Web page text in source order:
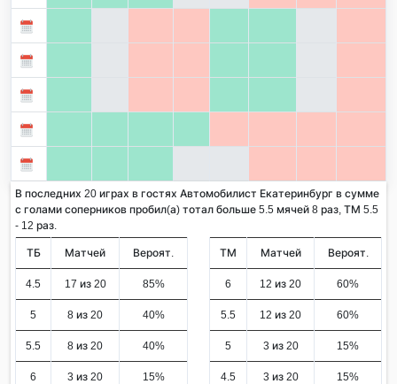
В последних 20 играх в гостях Автомобилист Екатеринбург в сумме
с голами соперников пробил(а) тотал больше 5.5 мячей 8 раз, ТМ 5.5
- 12 раз.
ТБ Матчей Вероят.
4.5 17 из 20 85%
5 8 из 20 40%
5.5 8 из 20 40%
6 3 из 20 15%
ТМ Матчей Вероят.
6 12 из 20 60%
5.5 12 из 20 60%
5 3 из 20 15%
4.5 3 из 20 15%